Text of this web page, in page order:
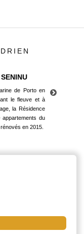
de Porto en
le fleuve et à
la Résidence
appartements du
en 2015.
le fleuve et à
la Résidence
du
en 2015.